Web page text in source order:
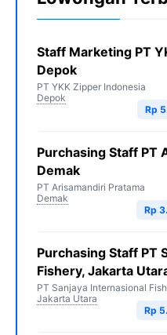
Staff Marketing PT
Depok
PT YKK Zipper Indonesia
Depok
Rp
Purchasing Staff PT
Demak
PT Arisamandiri Pratama
Demak
Rp
Purchasing Staff PT
Fishery, Jakarta
PT Sanjaya Internasional
Jakarta Utara
Rp